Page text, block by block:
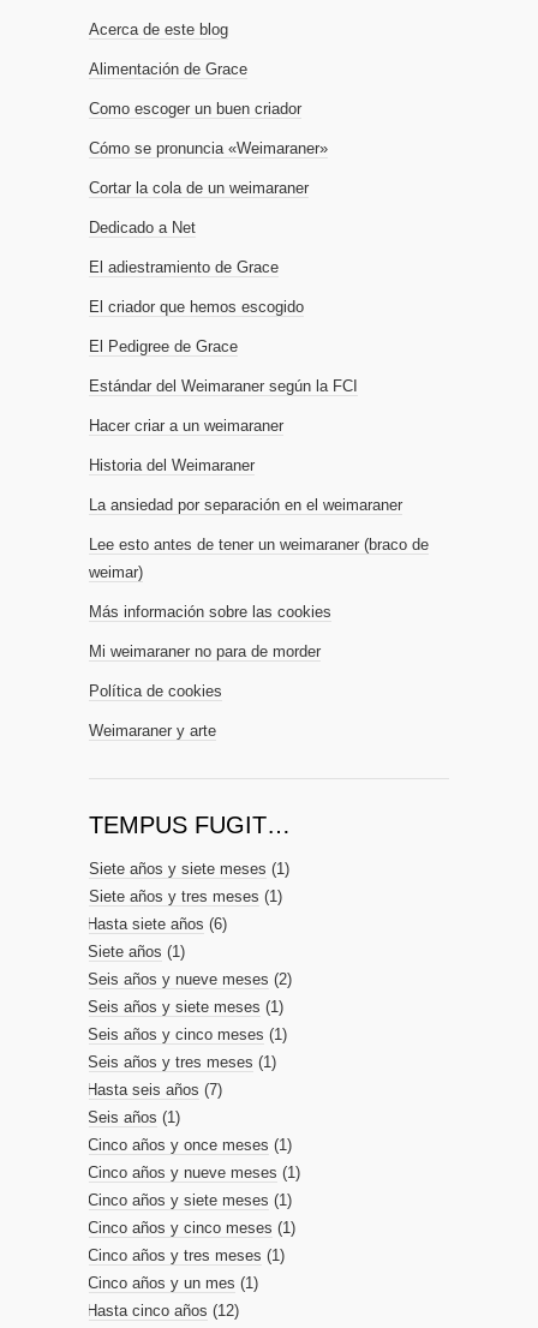
Acerca de este blog
Alimentación de Grace
Como escoger un buen criador
Cómo se pronuncia «Weimaraner»
Cortar la cola de un weimaraner
Dedicado a Net
El adiestramiento de Grace
El criador que hemos escogido
El Pedigree de Grace
Estándar del Weimaraner según la FCI
Hacer criar a un weimaraner
Historia del Weimaraner
La ansiedad por separación en el weimaraner
Lee esto antes de tener un weimaraner (braco de
weimar)
Más información sobre las cookies
Mi weimaraner no para de morder
Política de cookies
Weimaraner y arte
TEMPUS FUGIT…
Siete años y siete meses (1)
Siete años y tres meses (1)
Hasta siete años (6)
Siete años (1)
Seis años y nueve meses (2)
Seis años y siete meses (1)
Seis años y cinco meses (1)
Seis años y tres meses (1)
Hasta seis años (7)
Seis años (1)
Cinco años y once meses (1)
Cinco años y nueve meses (1)
Cinco años y siete meses (1)
Cinco años y cinco meses (1)
Cinco años y tres meses (1)
Cinco años y un mes (1)
Hasta cinco años (12)